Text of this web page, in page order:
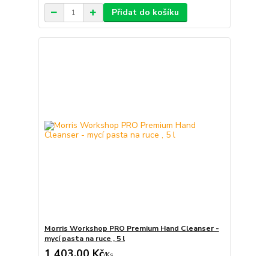
Přidat do košíku
Morris Workshop PRO Premium Hand Cleanser -
mycí pasta na ruce , 5 l